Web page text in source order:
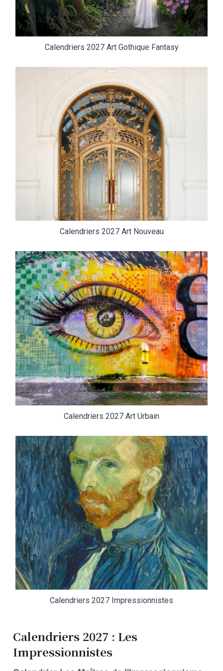
Calendriers 2027 Art Gothique Fantasy
Calendriers 2027 Art Nouveau
Calendriers 2027 Art Urbain
Calendriers 2027 Impressionnistes
Calendriers 2027 : Les
Impressionnistes